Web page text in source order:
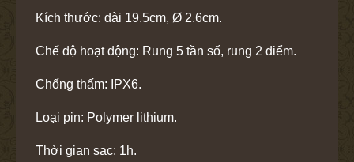
Kích thước: dài 19.5cm, Ø 2.6cm.
Chế độ hoạt động: Rung 5 tần số, rung 2 điểm.
Chống thấm: IPX6.
Loại pin: Polymer lithium.
Thời gian sạc: 1h.